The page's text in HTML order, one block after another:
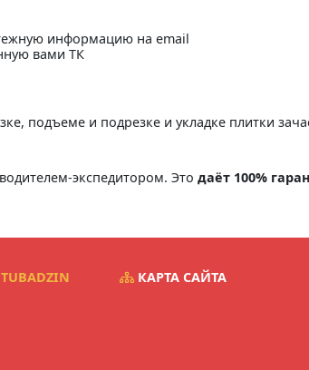
информацию на email
вами ТК
подъеме и подрезке и укладке плитки
экспедитором. Это даёт 100%
КАРТА САЙТА